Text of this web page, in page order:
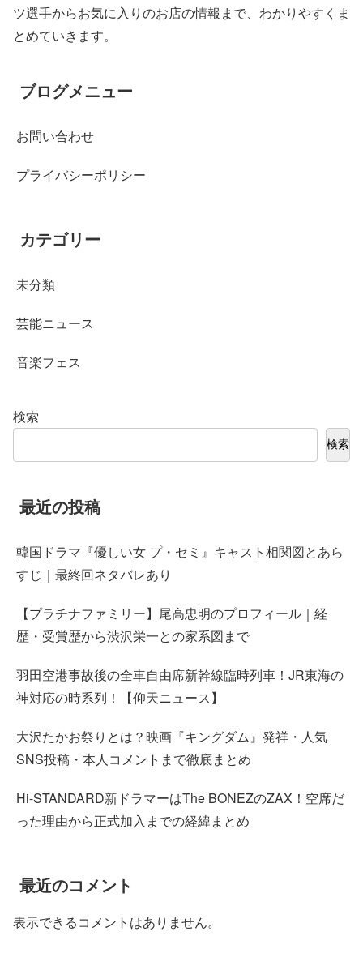
ツ選手からお気に入りのお店の情報まで、わかりやすくま
とめていきます。
ブログメニュー
お問い合わせ
プライバシーポリシー
カテゴリー
未分類
芸能ニュース
音楽フェス
検索
検索
最近の投稿
韓国ドラマ『優しい女 プ・セミ』キャスト相関図とあら
すじ｜最終回ネタバレあり
【プラチナファミリー】尾高忠明のプロフィール｜経
歴・受賞歴から渋沢栄一との家系図まで
羽田空港事故後の全車自由席新幹線臨時列車！JR東海の
神対応の時系列！【仰天ニュース】
大沢たかお祭りとは？映画『キングダム』発祥・人気
SNS投稿・本人コメントまで徹底まとめ
Hi-STANDARD新ドラマーはThe BONEZのZAX！空席だ
った理由から正式加入までの経緯まとめ
最近のコメント
表示できるコメントはありません。